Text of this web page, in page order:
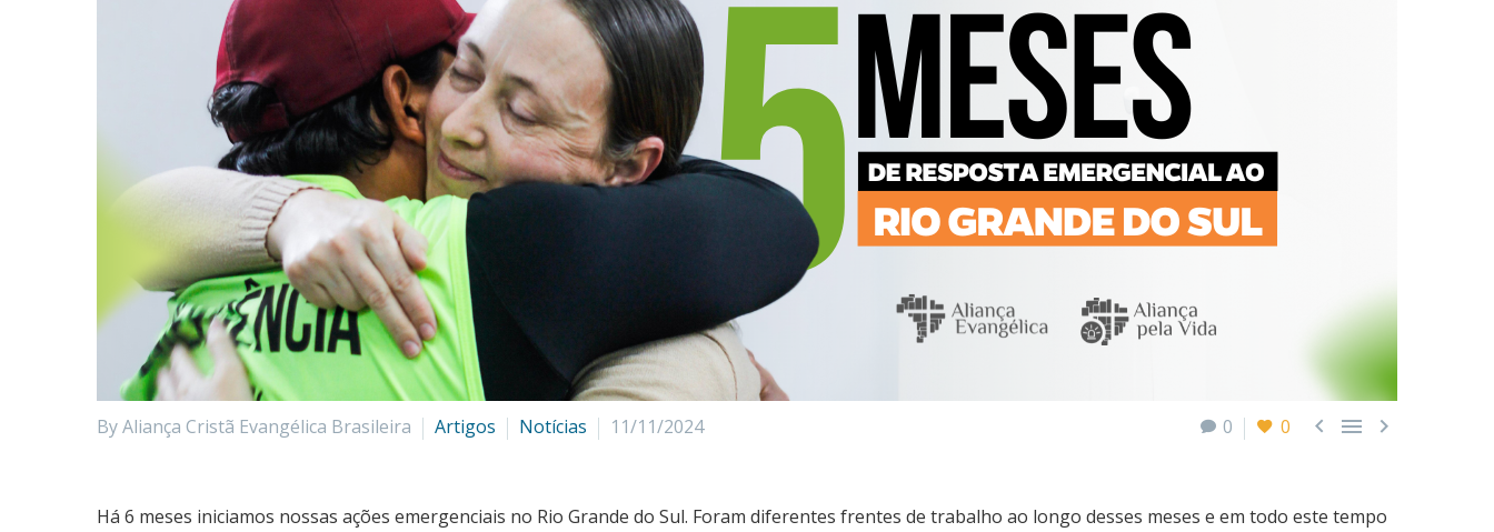
0 0   
By Aliança Cristã Evangélica Brasileira Artigos Notícias 11/11/2024
Há 6 meses iniciamos nossas ações emergenciais no Rio Grande do Sul. Foram diferentes frentes de trabalho ao longo desses meses e em todo este tempo